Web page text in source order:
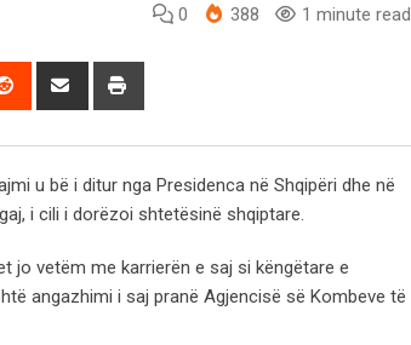
0 388 1 minute read
Reddit
Share
u bë i ditur nga Presidenca në Shqipëri dhe në
i cili i dorëzoi shtetësinë shqiptare.
jo vetëm me karrierën e saj si këngëtare e
angazhimi i saj pranë Agjencisë së Kombeve të